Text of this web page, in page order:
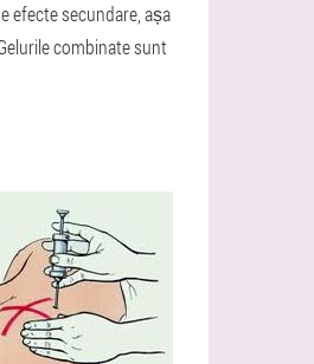
efecte secundare, așa
combinate sunt